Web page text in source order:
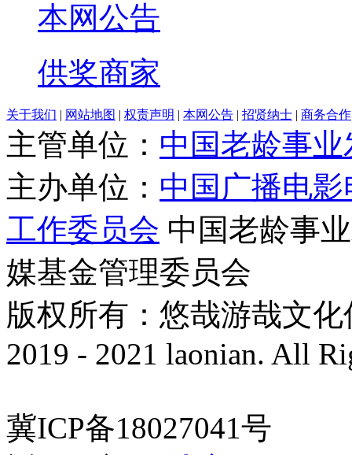
本网公告
供奖商家
关于我们 | 网站地图 | 权责声明 | 本网公告 | 招贤纳士 | 商务合作
主管单位： 中国老龄事
主办单位： 中国广播电
工作委员会 中国老龄事
媒基金管理委员会
版权所有：悠哉游哉文
2019 - 2021 laonian. All
冀ICP备18027041号